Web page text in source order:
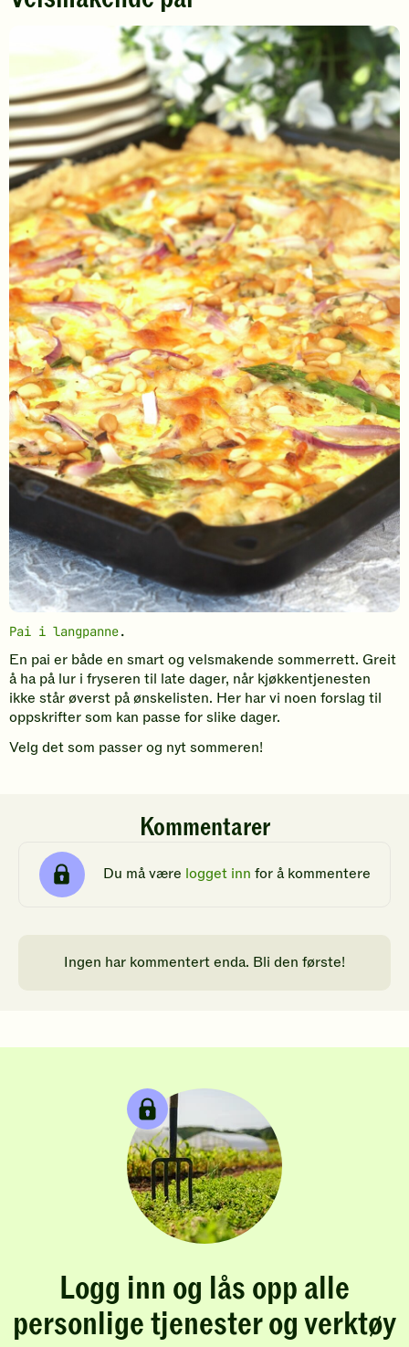
Pai i langpanne.
En pai er både en smart og velsmakende sommerrett. Greit
å ha på lur i fryseren til late dager, når kjøkkentjenesten
ikke står øverst på ønskelisten. Her har vi noen forslag til
oppskrifter som kan passe for slike dager.
Velg det som passer og nyt sommeren!
Kommentarer
Du må være logget inn for å kommentere
Ingen har kommentert enda. Bli den første!
Logg inn og lås opp alle
personlige tjenester og verktøy